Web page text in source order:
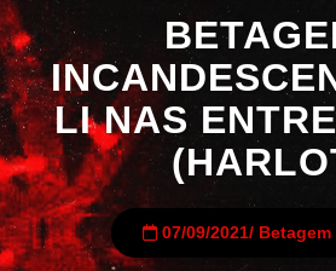
LI NAS
07/09/2021/ Betagem